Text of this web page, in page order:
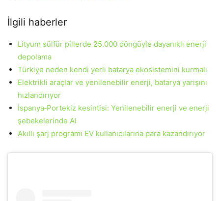
İlgili haberler
Lityum sülfür pillerde 25.000 döngüyle dayanıklı enerji
depolama
Türkiye neden kendi yerli batarya ekosistemini kurmalı
Elektrikli araçlar ve yenilenebilir enerji, batarya yarışını
hızlandırıyor
İspanya‑Portekiz kesintisi: Yenilenebilir enerji ve enerji
şebekelerinde AI
Akıllı şarj programı EV kullanıcılarına para kazandırıyor